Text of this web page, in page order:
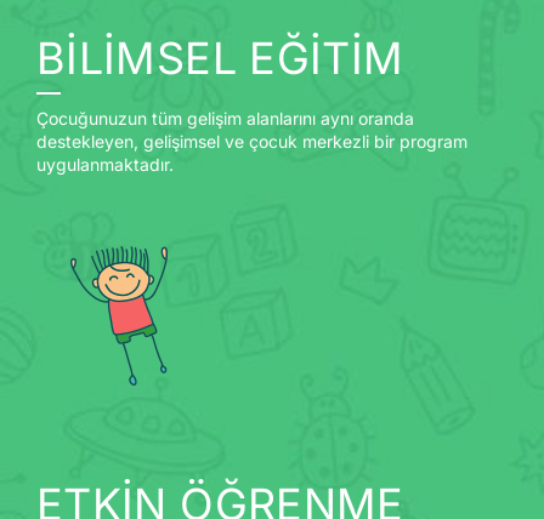
BİLİMSEL EĞİTİM
Çocuğunuzun tüm gelişim alanlarını aynı oranda
destekleyen, gelişimsel ve çocuk merkezli bir program
uygulanmaktadır.
ETKİN ÖĞRENME